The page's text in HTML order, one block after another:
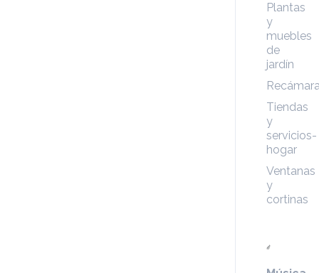
Plantas
y
muebles
de
jardín
Tiendas
y
servicios-
hogar
Ventanas
y
cortinas